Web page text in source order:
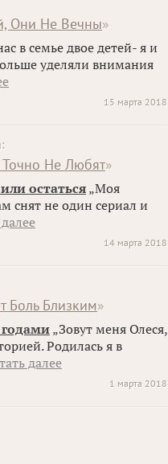
Они Не Вечны»
в семье двое детей- я и
уделяли внимания
15 марта 2018
Не Любят»
остаться „Моя
снят не один сериал и
14 марта 2018
Боль Близким»
„Зовут меня Олеся,
Родилась я в
далее
1 марта 2018